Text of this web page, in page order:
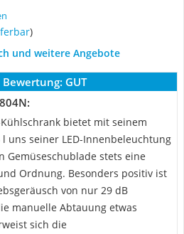
)
und weitere Angebote
Bewertung: GUT
bietet mit seinem
uns seiner LED-Innenbeleuchtung
Gemüseschublade stets eine
Ordnung. Besonders positiv ist
von nur 29 dB
manuelle Abtauung etwas
sich die